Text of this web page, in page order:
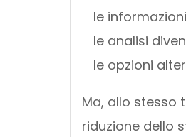
le
le analisi
le opzioni
Ma, allo stesso
riduzione dello